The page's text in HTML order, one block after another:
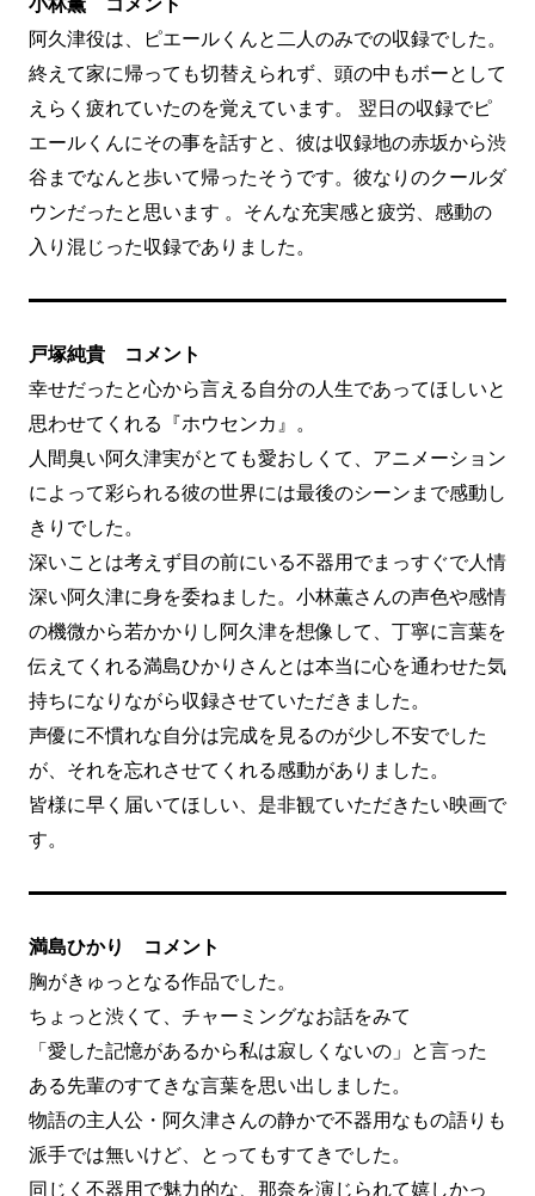
阿久津役は、ピエールくんと⼆⼈のみでの収録でした。
終えて家に帰っても切替えられず、頭の中もボーとして
えらく疲れていたのを覚えています。 翌⽇の収録でピ
エールくんにその事を話すと、彼は収録地の⾚坂から渋
⾕までなんと歩いて帰ったそうです。彼なりのクールダ
ウンだったと思います 。そんな充実感と疲労、感動の
⼊り混じった収録でありました。
戸塚純貴 コメント
幸せだったと心から言える自分の人生であってほしいと
思わせてくれる『ホウセンカ』。
人間臭い阿久津実がとても愛おしくて、アニメーション
によって彩られる彼の世界には最後のシーンまで感動し
きりでした。
深いことは考えず目の前にいる不器用でまっすぐで人情
深い阿久津に身を委ねました。小林薫さんの声色や感情
の機微から若かかりし阿久津を想像して、丁寧に言葉を
伝えてくれる満島ひかりさんとは本当に心を通わせた気
持ちになりながら収録させていただきました。
声優に不慣れな自分は完成を見るのが少し不安でした
が、それを忘れさせてくれる感動がありました。
皆様に早く届いてほしい、是非観ていただきたい映画で
す。
満島ひかり コメント
胸がきゅっとなる作品でした。
ちょっと渋くて、チャーミングなお話をみて
「愛した記憶があるから私は寂しくないの」と言った
ある先輩のすてきな言葉を思い出しました。
物語の主人公・阿久津さんの静かで不器用なもの語りも
派手では無いけど、とってもすてきでした。
同じく不器用で魅力的な、那奈を演じられて嬉しかっ